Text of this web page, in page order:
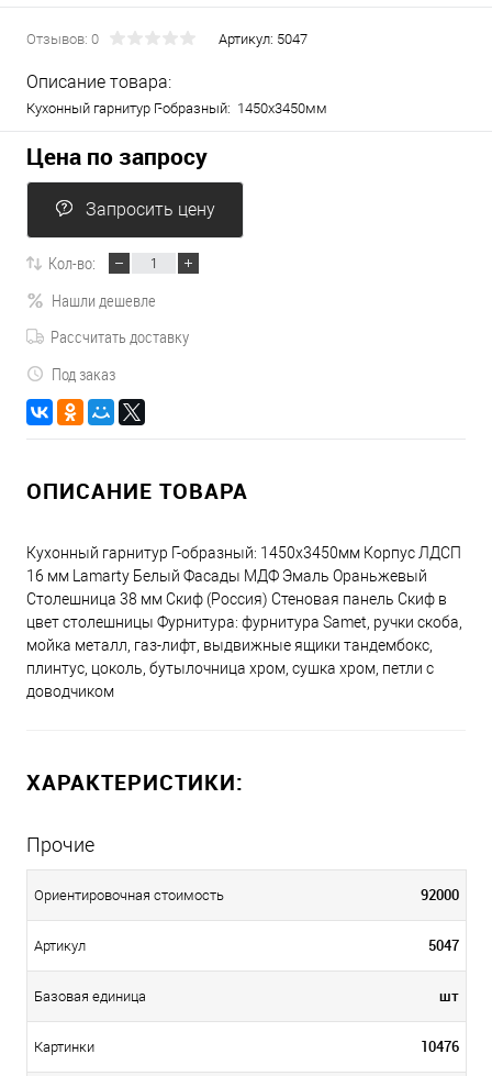
Отзывов: 0 Артикул: 5047
Описание товара:
Кухонный гарнитур Г-образный: 1450х3450мм
Цена по запросу
Запросить цену
Кол-во:
Нашли дешевле
Рассчитать доставку
Под заказ
ОПИСАНИЕ ТОВАРА
Кухонный гарнитур Г-образный: 1450х3450мм Корпус ЛДСП
16 мм Lamarty Белый Фасады МДФ Эмаль Ораньжевый
Столешница 38 мм Скиф (Россия) Стеновая панель Скиф в
цвет столешницы Фурнитура: фурнитура Samet, ручки скоба,
мойка металл, газ-лифт, выдвижные ящики тандембокс,
плинтус, цоколь, бутылочница хром, сушка хром, петли с
доводчиком
ХАРАКТЕРИСТИКИ:
Прочие
Ориентировочная стоимость 92000
Артикул 5047
Базовая единица шт
Картинки 10476